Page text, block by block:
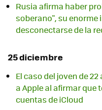
Rusia afirma haber
soberano", su enorme
desconectarse de la
25 diciembre
El caso del joven de
a Apple al afirmar que
cuentas de iCloud